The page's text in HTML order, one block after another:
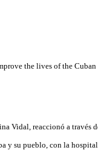
the lives of the Cuban
Vidal, reaccionó a través
y su pueblo, con la